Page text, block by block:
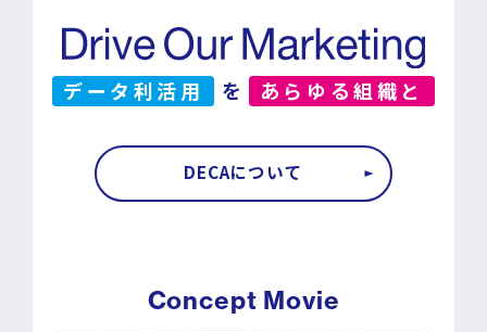
データ利活用 を あらゆる組織と
DECAについて
Concept Movie